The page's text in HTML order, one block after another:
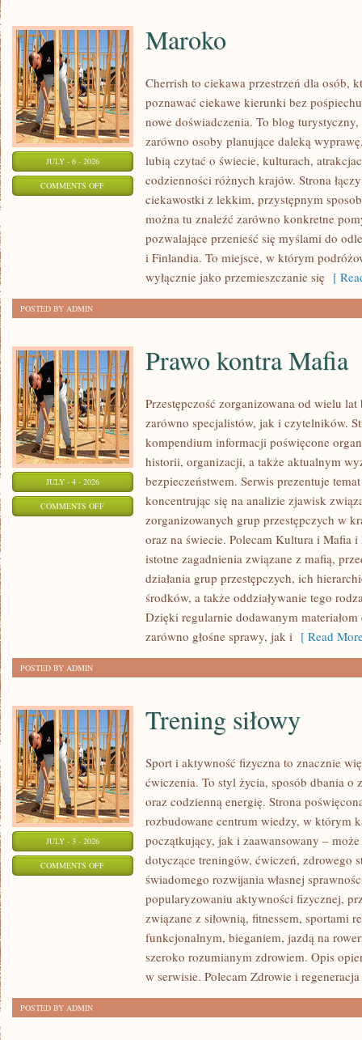
JULY - 6 - 2026
COMMENTS OFFON
Maroko
Cherrish to ciekawa przestrzeń dla osób,
poznawać ciekawe kierunki bez
nowe doświadczenia. To blog
zarówno osoby planujące daleką
lubią czytać o świecie, kulturach,
codzienności różnych krajów. Strona
ciekawostki z lekkim, przystępnym
można tu znaleźć zarówno konkretne
pozwalające przenieść się myślami do
i Finlandia. To miejsce, w którym
wyłącznie jako przemieszczanie się [
POSTED BY ADMIN
JULY - 4 - 2026
COMMENTS OFFON
Prawo kontra Mafia
Przestępczość zorganizowana od wielu
zarówno specjalistów, jak i czytelników.
kompendium informacji poświęcone
historii, organizacji, a także aktualnym
bezpieczeństwem. Serwis prezentuje
koncentrując się na analizie zjawisk
zorganizowanych grup przestępczych w
oraz na świecie. Polecam Kultura i Mafia
istotne zagadnienia związane z mafią,
działania grup przestępczych, ich
środków, a także oddziaływanie tego
Dzięki regularnie dodawanym
zarówno głośne sprawy, jak i [ Read
POSTED BY ADMIN
JULY - 3 - 2026
COMMENTS OFFON
Trening siłowy
Sport i aktywność fizyczna to znacznie
ćwiczenia. To styl życia, sposób dbania o
oraz codzienną energię. Strona
rozbudowane centrum wiedzy, w którym
początkujący, jak i zaawansowany –
dotyczące treningów, ćwiczeń, zdrowego
świadomego rozwijania własnej
popularyzowaniu aktywności fizycznej,
związane z siłownią, fitnessem, sportami
funkcjonalnym, bieganiem, jazdą na
szeroko rozumianym zdrowiem. Opis
w serwisie. Polecam Zdrowie i
POSTED BY ADMIN